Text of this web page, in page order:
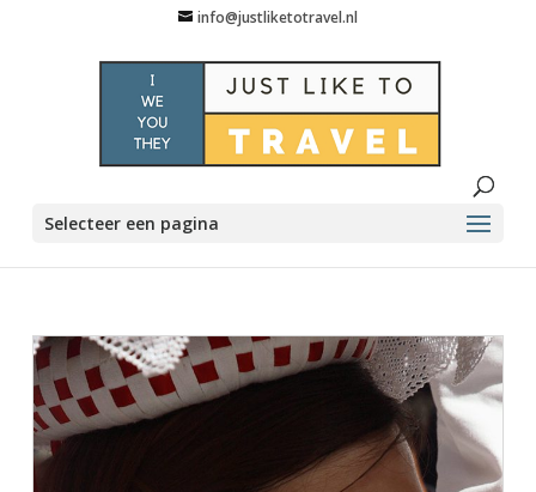
info@justliketotravel.nl
Selecteer een pagina